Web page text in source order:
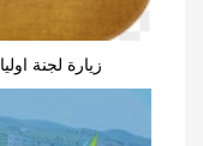
زيارة لجنة